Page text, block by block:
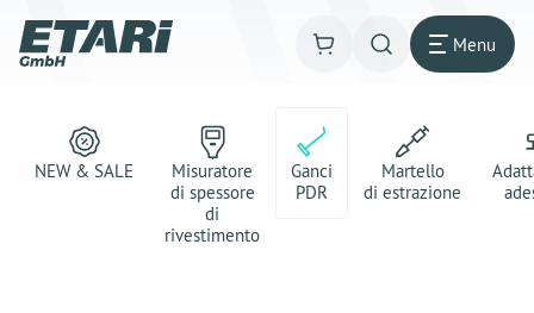
Menu
NEW & SALE
Misuratore
di spessore
di
rivestimento
Ganci
PDR
Martello
di estrazione